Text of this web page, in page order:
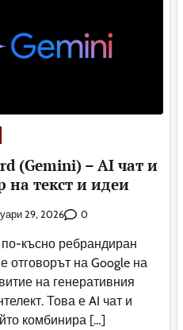
(Gemini) – AI чат и
на текст и идеи
29, 2026 0
по-късно ребрандиран
отговорът на Google на
на генеративния
Това е AI чат и
комбинира […]